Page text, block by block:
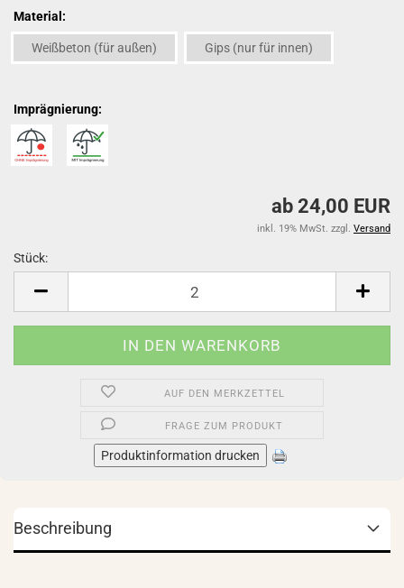
Material:
Weißbeton (für außen) Gips (nur für innen)
Imprägnierung:
ab 24,00 EUR
inkl. 19% MwSt. zzgl. Versand
Stück:
AUF DEN MERKZETTEL
FRAGE ZUM PRODUKT
Produktinformation drucken
Beschreibung